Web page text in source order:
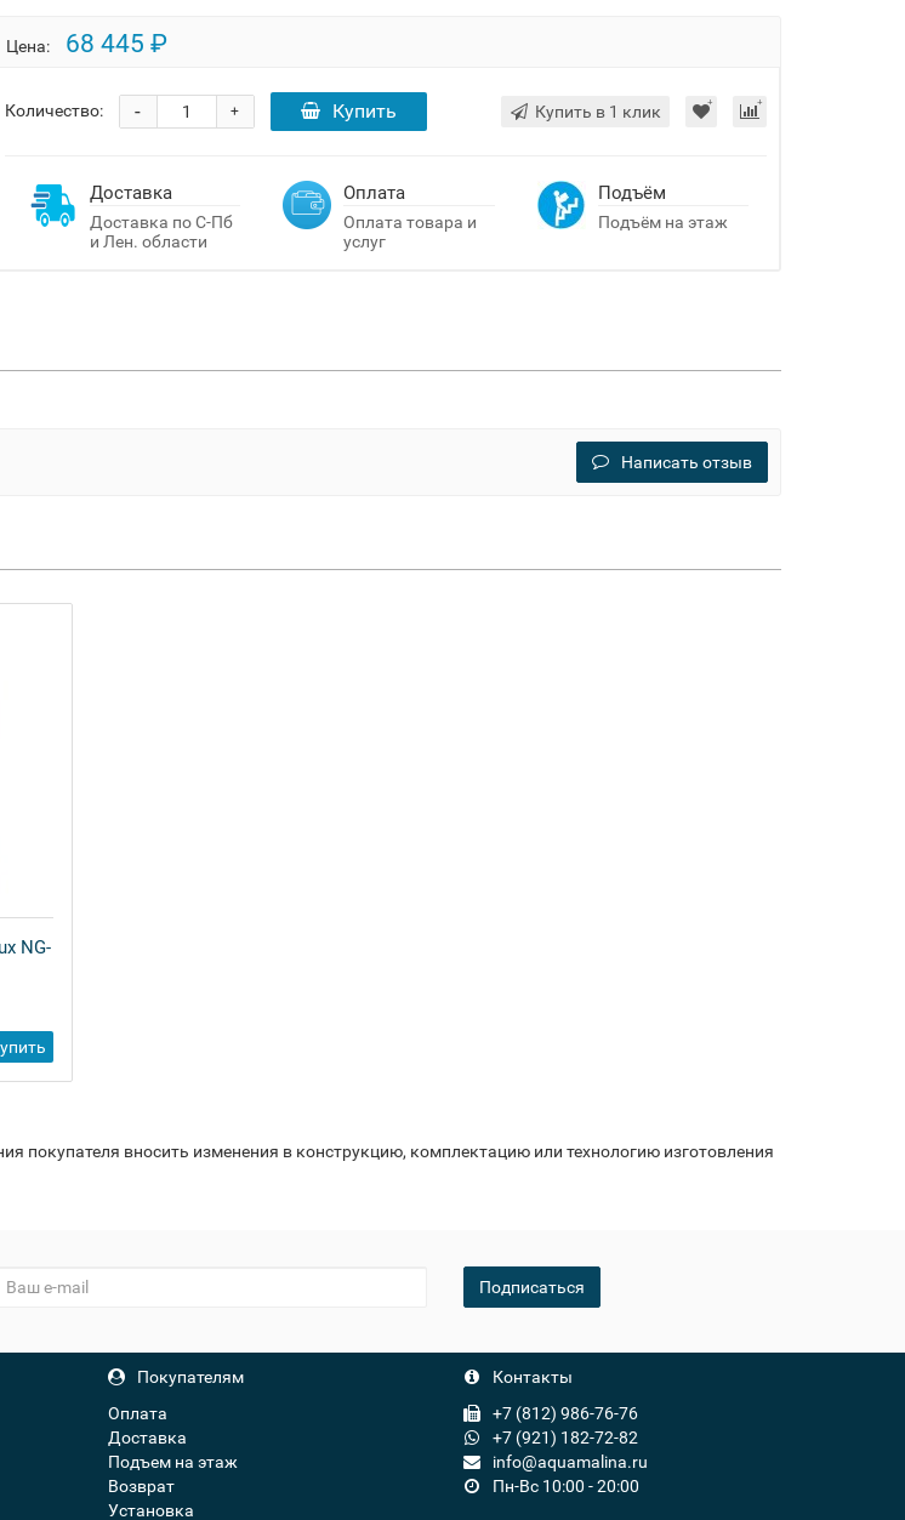
Цена: 68 445 ₽
Количество: +
- Купить Купить в 1 клик
Доставка
Доставка по С-Пб
и Лен. области
Оплата
Оплата товара и
услуг
Подъём
Подъём на этаж
Написать отзыв
NG-
покупателя вносить изменения в конструкцию, комплектацию или технологию изготовления
Подписаться
Покупателям
Оплата
Доставка
Подъем на этаж
Возврат
Установка
Контакты
+7 (812) 986-76-76
+7 (921) 182-72-82
info@aquamalina.ru
Пн-Вс 10:00 - 20:00